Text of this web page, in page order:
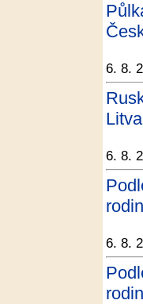
6. 8.
6. 8.
6. 8.